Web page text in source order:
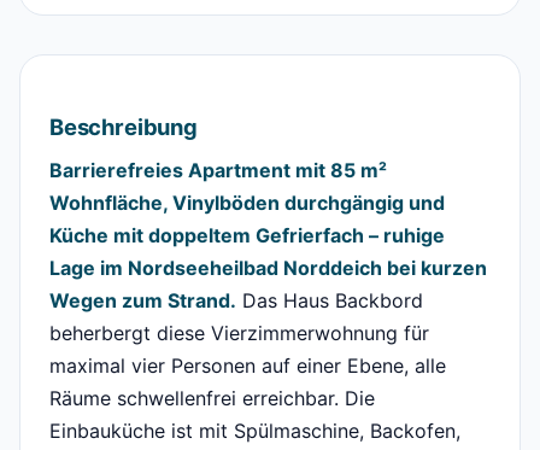
Beschreibung
Barrierefreies Apartment mit 85 m²
Wohnfläche, Vinylböden durchgängig und
Küche mit doppeltem Gefrierfach – ruhige
Lage im Nordseeheilbad Norddeich bei kurzen
Wegen zum Strand. Das Haus Backbord
beherbergt diese Vierzimmerwohnung für
maximal vier Personen auf einer Ebene, alle
Räume schwellenfrei erreichbar. Die
Einbauküche ist mit Spülmaschine, Backofen,